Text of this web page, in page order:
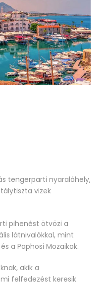
tengerparti nyaralóhely,
vizek
pihenést ötvözi a
látnivalókkal, mint
a Paphosi Mozaikok.
akik a
felfedezést keresik